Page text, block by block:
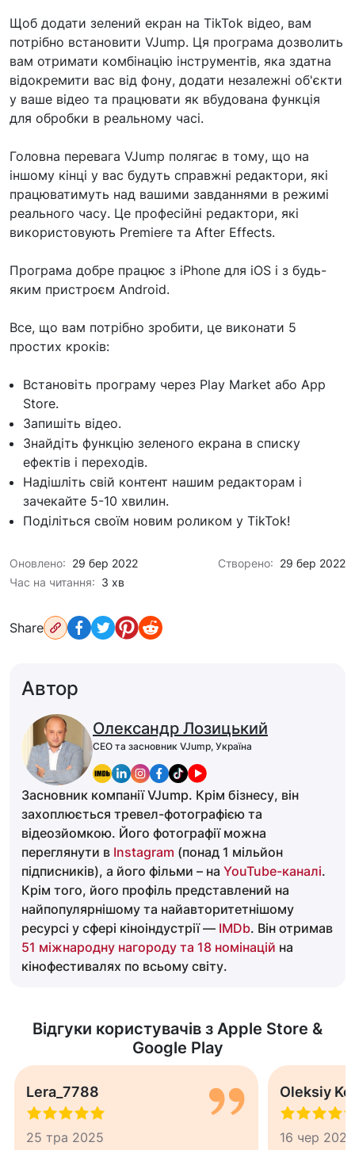
Щоб додати зелений екран на TikTok відео, вам
потрібно встановити VJump. Ця програма дозволить
вам отримати комбінацію інструментів, яка здатна
відокремити вас від фону, додати незалежні об'єкти
у ваше відео та працювати як вбудована функція
для обробки в реальному часі.
Головна перевага VJump полягає в тому, що на
іншому кінці у вас будуть справжні редактори, які
працюватимуть над вашими завданнями в режимі
реального часу. Це професійні редактори, які
використовують Premiere та After Effects.
Програма добре працює з iPhone для iOS і з будь-
яким пристроєм Android.
Все, що вам потрібно зробити, це виконати 5
простих кроків:
Встановіть програму через Play Market або App
Store.
Запишіть відео.
Знайдіть функцію зеленого екрана в списку
ефектів і переходів.
Надішліть свій контент нашим редакторам і
зачекайте 5-10 хвилин.
Поділіться своїм новим роликом у TikTok!
Оновлено: 29 бер 2022 Створено: 29 бер 2022
Час на читання: 3 хв
Share
Автор
Олександр Лозицький
CEO та засновник VJump, Україна
Засновник компанії VJump. Крім бізнесу, він
захоплюється тревел-фотографією та
відеозйомкою. Його фотографії можна
переглянути в Instagram (понад 1 мільйон
підписників), а його фільми – на YouTube-каналі.
Крім того, його профіль представлений на
найпопулярнішому та найавторитетнішому
ресурсі у сфері кіноіндустрії — IMDb. Він отримав
51 міжнародну нагороду та 18 номінацій на
кінофестивалях по всьому світу.
Відгуки користувачів з Apple Store &
Google Play
Lera_7788
25 тра 2025
Oleksiy
16 чер 2024